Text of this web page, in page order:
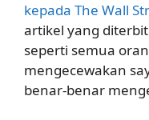
kepada The Wall
artikel yang
seperti semua
mengecewakan
benar-benar